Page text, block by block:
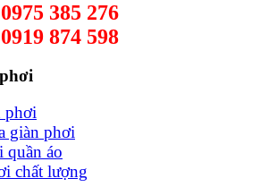
0975 385 276
0919 874 598
phơi
giàn phơi
quần áo
chất lượng